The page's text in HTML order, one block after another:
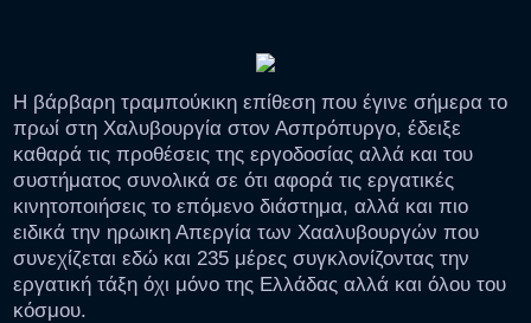
Η βάρβαρη τραμπούκικη επίθεση που έγινε σήμερα το
πρωί στη Χαλυβουργία στον Ασπρόπυργο, έδειξε
καθαρά τις προθέσεις της εργοδοσίας αλλά και του
συστήματος συνολικά σε ότι αφορά τις εργατικές
κινητοποιήσεις το επόμενο διάστημα, αλλά και πιο
ειδικά την ηρωικη Απεργία των Χααλυβουργών που
συνεχίζεται εδώ και 235 μέρες συγκλονίζοντας την
εργατική τάξη όχι μόνο της Ελλάδας αλλά και όλου του
κόσμου.